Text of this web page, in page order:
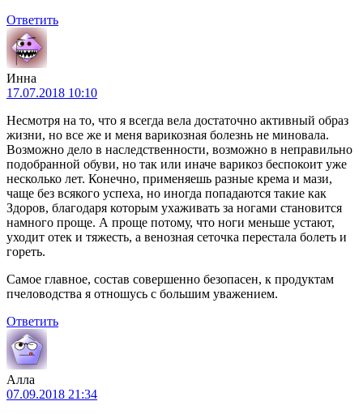
Ответить
Инна
17.07.2018 10:10
Несмотря на то, что я всегда вела достаточно активный образ
жизни, но все же и меня варикозная болезнь не миновала.
Возможно дело в наследственности, возможно в неправильно
подобранной обуви, но так или иначе варикоз беспокоит уже
несколько лет. Конечно, применяешь разные крема и мази,
чаще без всякого успеха, но иногда попадаются такие как
Здоров, благодаря которым ухаживать за ногами становится
намного проще. А проще потому, что ноги меньше устают,
уходит отек и тяжесть, а венозная сеточка перестала болеть и
гореть.
Самое главное, состав совершенно безопасен, к продуктам
пчеловодства я отношусь с большим уважением.
Ответить
Алла
07.09.2018 21:34